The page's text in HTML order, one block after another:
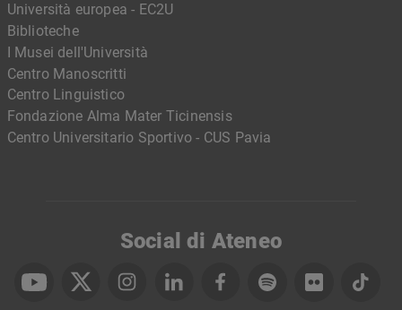
Social di Ateneo
Università europea - EC2U
Biblioteche
I Musei dell'Università
Centro Manoscritti
Centro Linguistico
Fondazione Alma Mater Ticinensis
Centro Universitario Sportivo - CUS Pavia